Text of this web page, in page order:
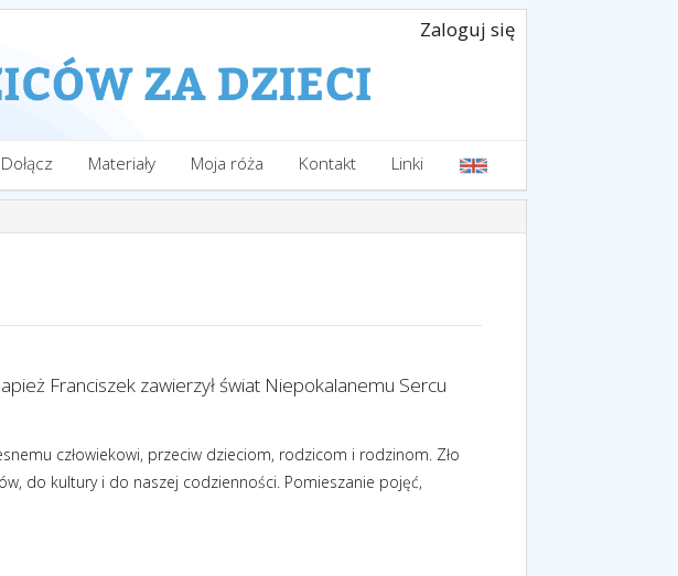
Zaloguj się
Dołącz Materiały Moja róża Kontakt Linki
Franciszek zawierzył świat Niepokalanemu Sercu
człowiekowi, przeciw dzieciom, rodzicom i rodzinom. Zło
do kultury i do naszej codzienności. Pomieszanie pojęć,